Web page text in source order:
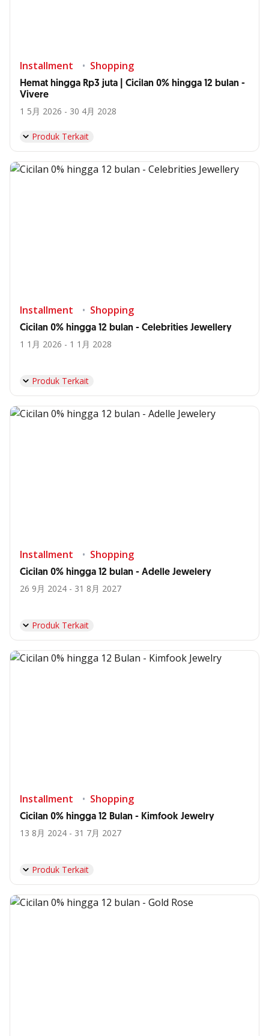
Installment Shopping
Hemat hingga Rp3 juta | Cicilan 0% hingga 12 bulan -
Vivere
1 5月 2026 - 30 4月 2028
Produk Terkait
Installment Shopping
Cicilan 0% hingga 12 bulan - Celebrities Jewellery
1 1月 2026 - 1 1月 2028
Produk Terkait
Installment Shopping
Cicilan 0% hingga 12 bulan - Adelle Jewelery
26 9月 2024 - 31 8月 2027
Produk Terkait
Installment Shopping
Cicilan 0% hingga 12 Bulan - Kimfook Jewelry
13 8月 2024 - 31 7月 2027
Produk Terkait